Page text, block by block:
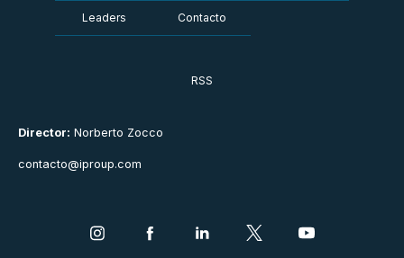
Director: Norberto Zocco
contacto@iproup.com
Leaders Contacto
RSS